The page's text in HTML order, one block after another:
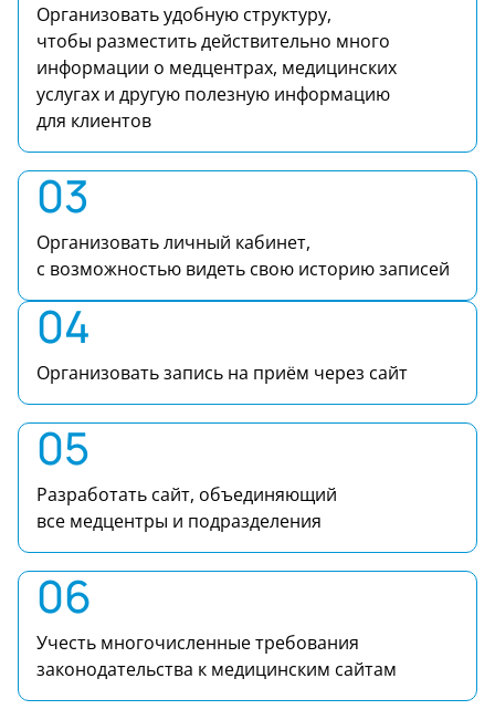
Организовать удобную структуру,
чтобы разместить действительно много
информации о медцентрах, медицинских
услугах и другую полезную информацию
для клиентов
03
Организовать личный кабинет,
с возможностью видеть свою историю записей
04
Организовать запись на приём через сайт
05
Разработать сайт, объединяющий
все медцентры и подразделения
06
Учесть многочисленные требования
законодательства к медицинским сайтам